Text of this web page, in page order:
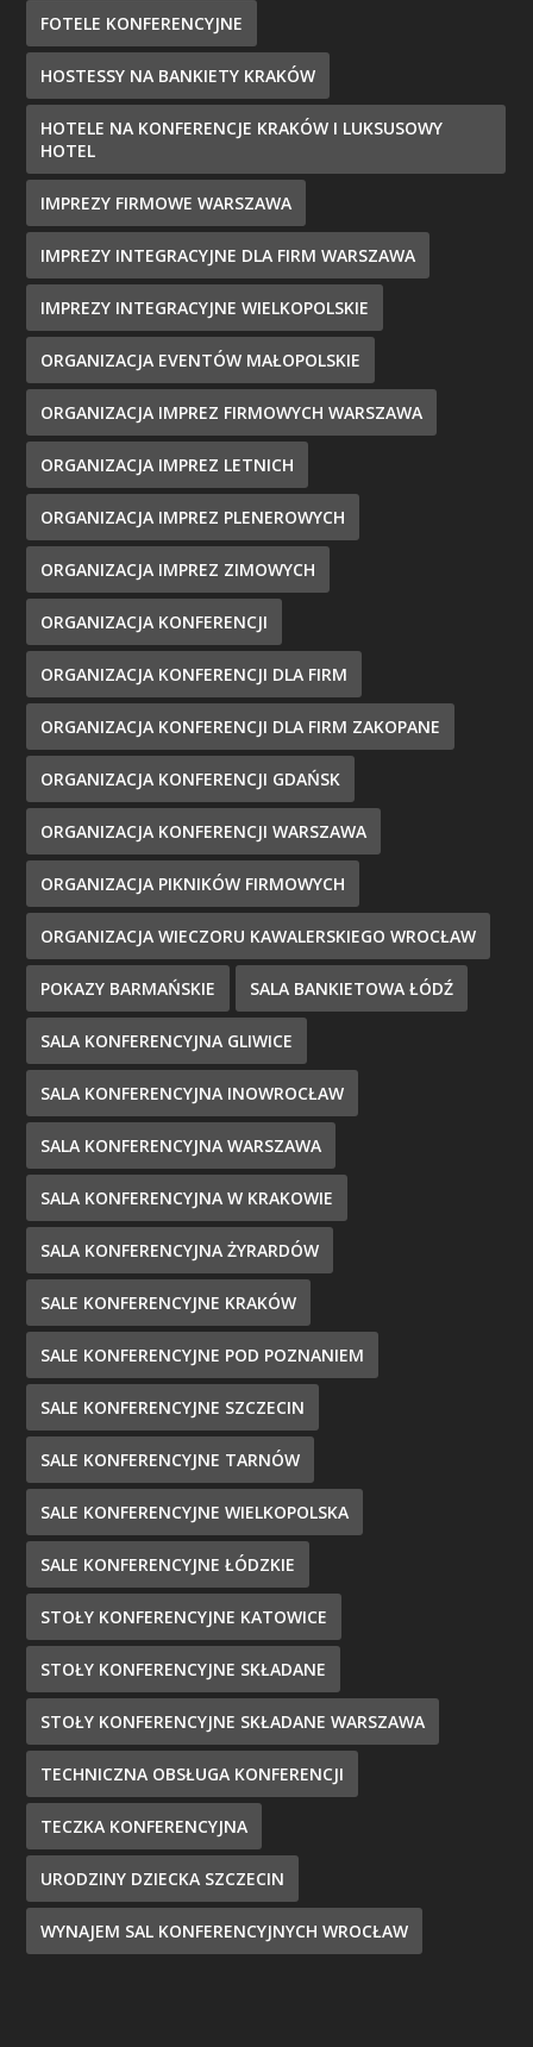
FOTELE KONFERENCYJNE
HOSTESSY NA BANKIETY KRAKÓW
HOTELE NA KONFERENCJE KRAKÓW I LUKSUSOWY
HOTEL
IMPREZY FIRMOWE WARSZAWA
IMPREZY INTEGRACYJNE DLA FIRM WARSZAWA
IMPREZY INTEGRACYJNE WIELKOPOLSKIE
ORGANIZACJA EVENTÓW MAŁOPOLSKIE
ORGANIZACJA IMPREZ FIRMOWYCH WARSZAWA
ORGANIZACJA IMPREZ LETNICH
ORGANIZACJA IMPREZ PLENEROWYCH
ORGANIZACJA IMPREZ ZIMOWYCH
ORGANIZACJA KONFERENCJI
ORGANIZACJA KONFERENCJI DLA FIRM
ORGANIZACJA KONFERENCJI DLA FIRM ZAKOPANE
ORGANIZACJA KONFERENCJI GDAŃSK
ORGANIZACJA KONFERENCJI WARSZAWA
ORGANIZACJA PIKNIKÓW FIRMOWYCH
ORGANIZACJA WIECZORU KAWALERSKIEGO WROCŁAW
POKAZY BARMAŃSKIE SALA BANKIETOWA ŁÓDŹ
SALA KONFERENCYJNA GLIWICE
SALA KONFERENCYJNA INOWROCŁAW
SALA KONFERENCYJNA WARSZAWA
SALA KONFERENCYJNA W KRAKOWIE
SALA KONFERENCYJNA ŻYRARDÓW
SALE KONFERENCYJNE KRAKÓW
SALE KONFERENCYJNE POD POZNANIEM
SALE KONFERENCYJNE SZCZECIN
SALE KONFERENCYJNE TARNÓW
SALE KONFERENCYJNE WIELKOPOLSKA
SALE KONFERENCYJNE ŁÓDZKIE
STOŁY KONFERENCYJNE KATOWICE
STOŁY KONFERENCYJNE SKŁADANE
STOŁY KONFERENCYJNE SKŁADANE WARSZAWA
TECHNICZNA OBSŁUGA KONFERENCJI
TECZKA KONFERENCYJNA
URODZINY DZIECKA SZCZECIN
WYNAJEM SAL KONFERENCYJNYCH WROCŁAW